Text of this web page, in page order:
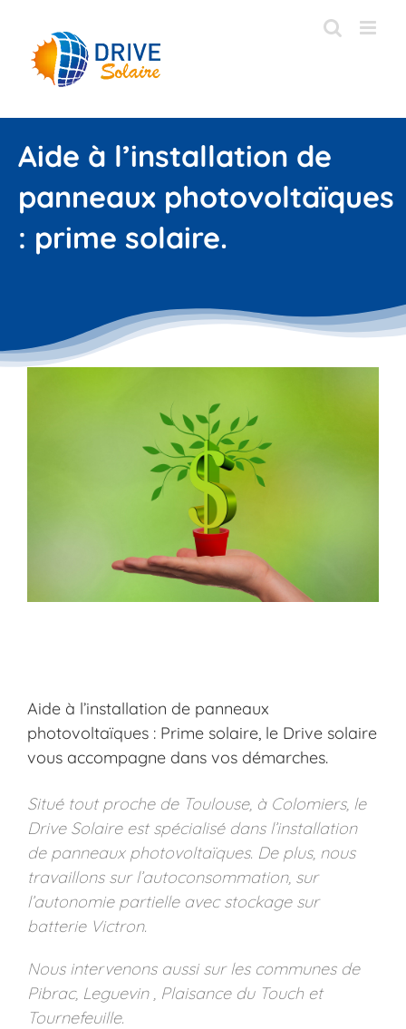
contenu
Aide à l’installation de
panneaux photovoltaïques
: prime solaire.
Aide à l’installation de panneaux
photovoltaïques : Prime solaire, le Drive solaire
vous accompagne dans vos démarches.
Situé tout proche de Toulouse, à Colomiers, le
Drive Solaire est spécialisé dans l’installation
de panneaux photovoltaïques. De plus, nous
travaillons sur l’autoconsommation, sur
l’autonomie partielle avec stockage sur
batterie Victron.
Nous intervenons aussi sur les communes de
Pibrac, Leguevin , Plaisance du Touch et
Tournefeuille.